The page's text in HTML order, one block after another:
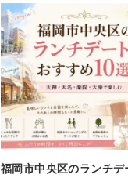
福岡市中央区のランチデ